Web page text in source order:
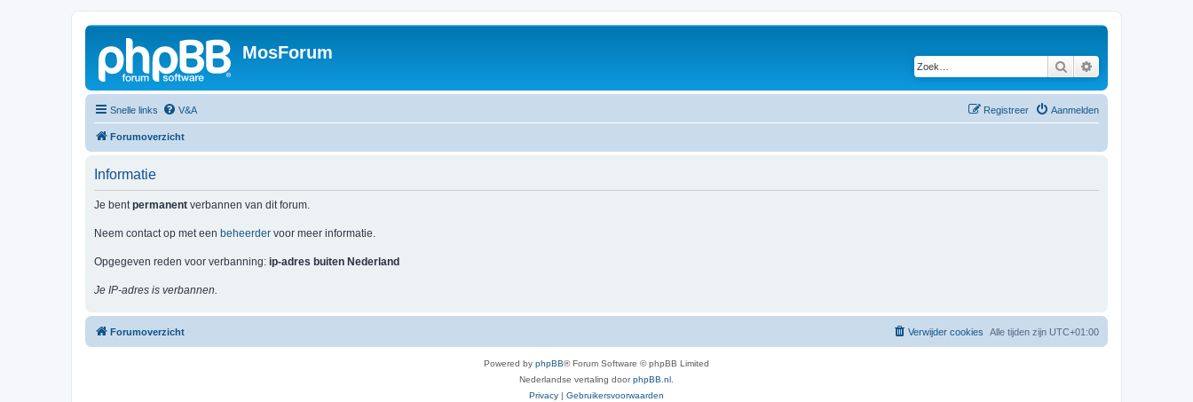
MosForum
Zoek
Snelle links V&A Aanmelden
Registreer
Forumoverzicht
Informatie
Je bentpermanent verbannen van dit forum.
Neem contact op met een beheerder voor meer informatie.
Opgegeven reden voor verbanning: ip-adres buiten Nederland
Je IP-adres is verbannen.
Forumoverzicht Alle tijden zijn UTC+01:00
Verwijder cookies
Powered by phpBB® Forum Software © phpBB Limited
Nederlandse vertaling doorphpBB.nl
Privacy | Gebruikersvoorwaarden